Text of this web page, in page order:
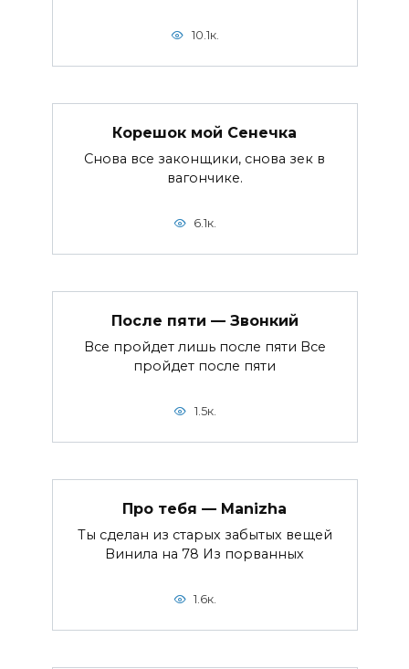
10.1к.
Корешок мой Сенечка
Снова все законщики, снова зек в
вагончике.
6.1к.
После пяти — Звонкий
Все пройдет лишь после пяти Все
пройдет после пяти
1.5к.
Про тебя — Manizha
Ты сделан из старых забытых вещей
Винила на 78 Из порванных
1.6к.